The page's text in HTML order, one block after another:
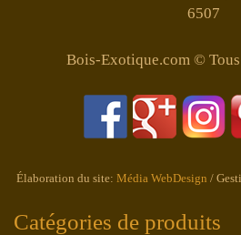
6507
Bois-Exotique.com ©
Élaboration du site: Média WebDesign /
Catégories de produits